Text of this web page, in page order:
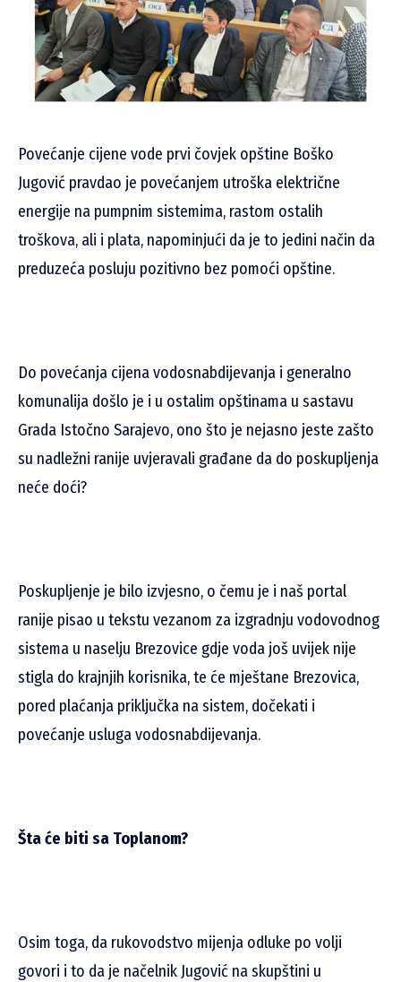
Povećanje cijene vode prvi čovjek opštine Boško
Jugović pravdao je povećanjem utroška električne
energije na pumpnim sistemima, rastom ostalih
troškova, ali i plata, napominjući da je to jedini način da
preduzeća posluju pozitivno bez pomoći opštine.
Do povećanja cijena vodosnabdijevanja i generalno
komunalija došlo je i u ostalim opštinama u sastavu
Grada Istočno Sarajevo, ono što je nejasno jeste zašto
su nadležni ranije uvjeravali građane da do poskupljenja
neće doći?
Poskupljenje je bilo izvjesno, o čemu je i naš portal
ranije pisao u tekstu vezanom za izgradnju vodovodnog
sistema u naselju Brezovice gdje voda još uvijek nije
stigla do krajnjih korisnika, te će mještane Brezovica,
pored plaćanja priključka na sistem, dočekati i
povećanje usluga vodosnabdijevanja.
Šta će biti sa Toplanom?
Osim toga, da rukovodstvo mijenja odluke po volji
govori i to da je načelnik Jugović na skupštini u